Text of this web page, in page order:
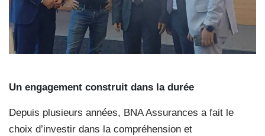
Un engagement construit dans la durée
Depuis plusieurs années, BNA Assurances a fait le
choix d’investir dans la compréhension et